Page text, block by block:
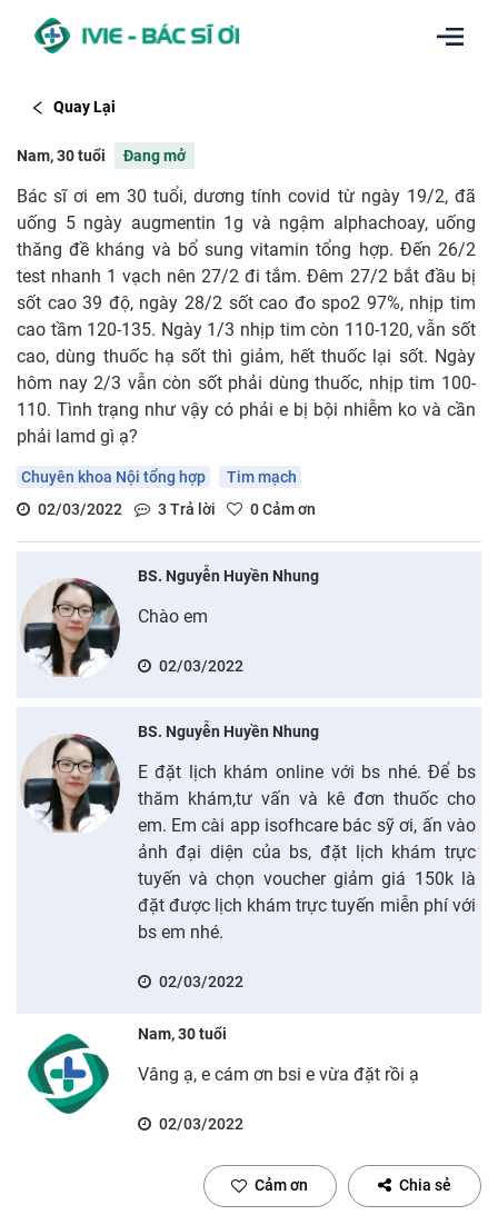
Quay Lại
Nam, 30 tuổi Đang mở
Bác sĩ ơi em 30 tuổi, dương tính covid từ ngày 19/2, đã
uống 5 ngày augmentin 1g và ngậm alphachoay, uống
thăng đề kháng và bổ sung vitamin tổng hợp. Đến 26/2
test nhanh 1 vạch nên 27/2 đi tắm. Đêm 27/2 bắt đầu bị
sốt cao 39 độ, ngày 28/2 sốt cao đo spo2 97%, nhịp tim
cao tầm 120-135. Ngày 1/3 nhịp tim còn 110-120, vẫn sốt
cao, dùng thuốc hạ sốt thì giảm, hết thuốc lại sốt. Ngày
hôm nay 2/3 vẫn còn sốt phải dùng thuốc, nhịp tim 100-
110. Tình trạng như vậy có phải e bị bội nhiễm ko và cần
phải lamd gì ạ?
Chuyên khoa Nội tổng hợp
Tim mạch
02/03/2022
3 Trả lời 0Cảm ơn
BS. Nguyễn Huyền Nhung
Chào em
02/03/2022
BS. Nguyễn Huyền Nhung
E đặt lịch khám online với bs nhé. Để bs
thăm khám,tư vấn và kê đơn thuốc cho
em. Em cài app isofhcare bác sỹ ơi, ấn vào
ảnh đại diện của bs, đặt lịch khám trực
tuyến và chọn voucher giảm giá 150k là
đặt được lịch khám trực tuyến miễn phí với
bs em nhé.
02/03/2022
Nam, 30 tuổi
Vâng ạ, e cám ơn bsi e vừa đặt rồi ạ
02/03/2022
Cảm ơn Chia sẻ